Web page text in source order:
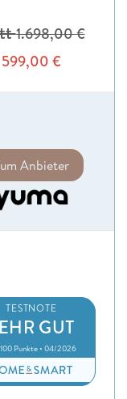
1.698,00€
599,00 €
Anbieter
TESTNOTE
GUT
Punkte • 04/2026